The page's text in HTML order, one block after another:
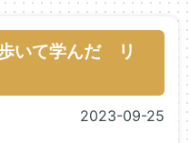
歩いて学んだ リ
2023-09-25